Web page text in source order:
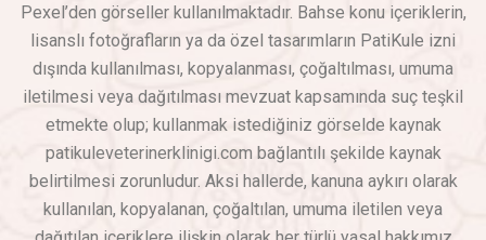
Pexel’den görseller kullanılmaktadır. Bahse konu içeriklerin,
lisanslı fotoğrafların ya da özel tasarımların PatiKule izni
dışında kullanılması, kopyalanması, çoğaltılması, umuma
iletilmesi veya dağıtılması mevzuat kapsamında suç teşkil
etmekte olup; kullanmak istediğiniz görselde kaynak
patikuleveterinerklinigi.com bağlantılı şekilde kaynak
belirtilmesi zorunludur. Aksi hallerde, kanuna aykırı olarak
kullanılan, kopyalanan, çoğaltılan, umuma iletilen veya